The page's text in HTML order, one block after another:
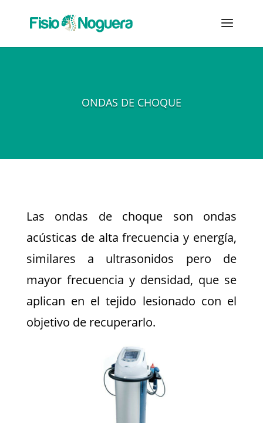
ONDAS DE CHOQUE
Las ondas de choque son ondas
acústicas de alta frecuencia y energía,
similares a ultrasonidos pero de
mayor frecuencia y densidad, que se
aplican en el tejido lesionado con el
objetivo de recuperarlo.